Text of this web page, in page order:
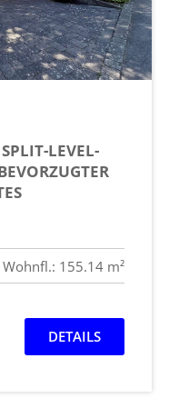
LEVEL-
Wohnfl.: 155.14 m²
DETAILS